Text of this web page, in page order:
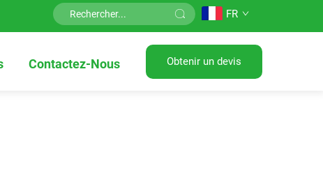
FR
Contactez-Nous Obtenir un devis